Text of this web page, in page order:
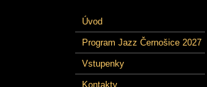
Úvod
Program Jazz Černošice 2027
Vstupenky
Kontakty